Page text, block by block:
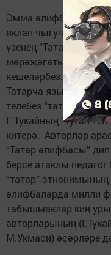
Әмма әлифба
яклап чыгучылар да
үзенең “Татар
мөрәҗәгать итеп
кешеләрбез. Без
Татарча язылган
телебез “татар
Г. Тукайның “Туган
китерә. Авторлар
“Татар әлифбасы”
берсе атаклы
“татар”
әлифбаларда милли
табышмаклар киң
авторларының
М.Укмаси) әсәрләре